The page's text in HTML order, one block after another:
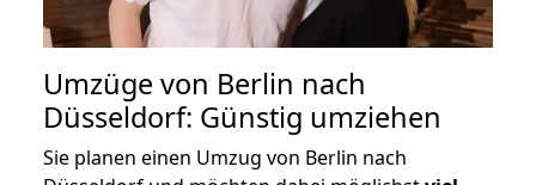
Umzüge von Berlin nach
Düsseldorf: Günstig umziehen
Sie planen einen Umzug von Berlin nach